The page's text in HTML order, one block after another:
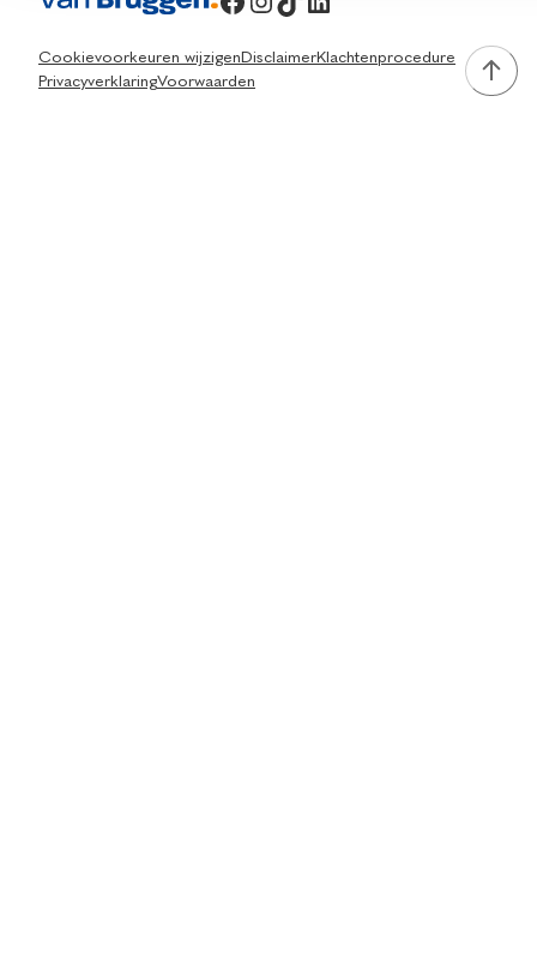
Cookievoorkeuren wijzigen DisclaimerKlachtenprocedure
PrivacyverklaringVoorwaarden